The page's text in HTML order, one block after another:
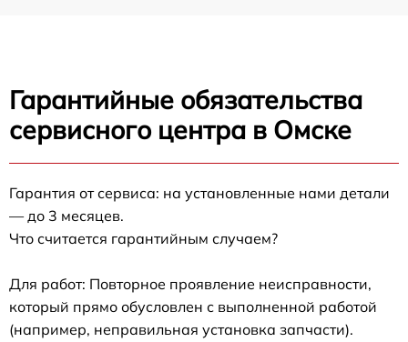
Гарантийные обязательства
сервисного центра в Омске
Гарантия от сервиса: на установленные нами детали
— до 3 месяцев.
Что считается гарантийным случаем?
Для работ: Повторное проявление неисправности,
который прямо обусловлен с выполненной работой
(например, неправильная установка запчасти).